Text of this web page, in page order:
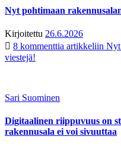
Nyt pohtimaan
Kirjoitettu 26.6.2026
8 kommenttia artikkeliin Nyt
viestejä!
Sari Suominen
Digitaalinen riippuvuus on
rakennusala ei voi sivuuttaa